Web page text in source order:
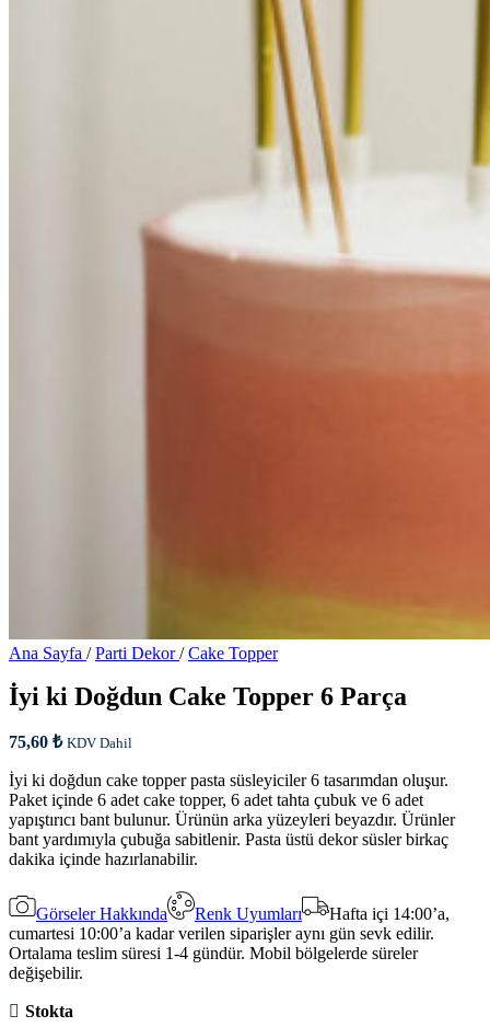
Ana Sayfa / Parti Dekor/ Cake Topper
İyi ki Doğdun Cake Topper 6 Parça
75,60 ₺ KDV Dahil
İyi ki doğdun cake topper pasta süsleyiciler 6 tasarımdan oluşur.
Paket içinde 6 adet cake topper, 6 adet tahta çubuk ve 6 adet
yapıştırıcı bant bulunur. Ürünün arka yüzeyleri beyazdır. Ürünler
bant yardımıyla çubuğa sabitlenir. Pasta üstü dekor süsler birkaç
dakika içinde hazırlanabilir.
Görseler Hakkında Renk Uyumları
Hafta içi 14:00’a,
cumartesi 10:00’a kadar verilen siparişler aynı gün sevk edilir.
Ortalama teslim süresi 1-4 gündür. Mobil bölgelerde süreler
değişebilir.
Stokta